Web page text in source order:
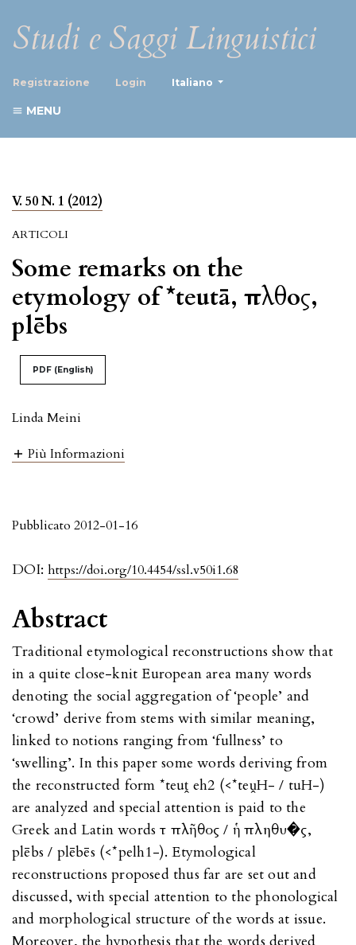
Studi e Saggi Linguistici
Registrazione Login Italiano
MENU
V. 50 N. 1 (2012)
ARTICOLI
Some remarks on the
etymology of *teutā, πλῆθος,
plēbs
PDF (English)
Linda Meini
Più Informazioni
DOI: https://doi.org/10.4454/ssl.v50i1.68
Pubblicato 2012-01-16
Abstract
Traditional etymological reconstructions show that
in a quite close-knit European area many words
denoting the social aggregation of ‘people’ and
‘crowd’ derive from stems with similar meaning,
linked to notions ranging from ‘fullness’ to
‘swelling’. In this paper some words deriving from
the reconstructed form *teuṱ eh2 (<*teṷH- / tuH-)
are analyzed and special attention is paid to the
Greek and Latin words τὸ πλῆθος / ἡ πληθυ�ς,
plēbs / plēbēs (<*pelh1-). Etymological
reconstructions proposed thus far are set out and
discussed, with special attention to the phonological
and morphological structure of the words at issue.